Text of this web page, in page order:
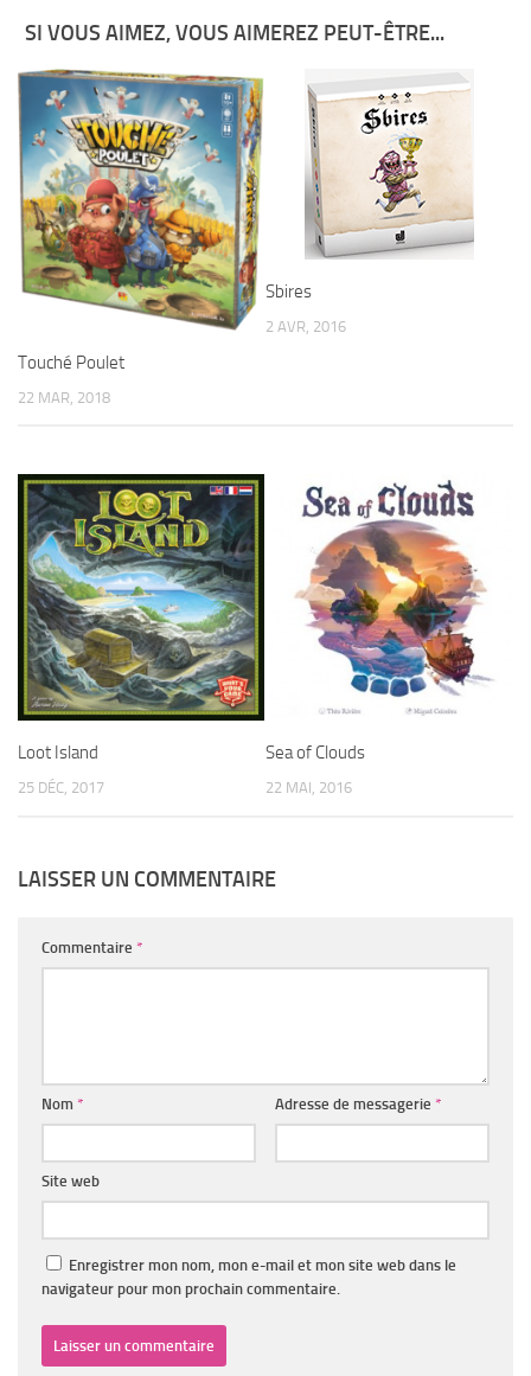
SI VOUS AIMEZ, VOUS AIMEREZ PEUT-ÊTRE...
Touché Poulet
22 MAR, 2018
Sbires
2 AVR, 2016
Loot Island
25 DÉC, 2017
Sea of Clouds
22 MAI, 2016
LAISSER UN COMMENTAIRE
Commentaire *
Nom * Adresse de messagerie *
Site web
Enregistrer mon nom, mon e-mail et mon site web dans le
navigateur pour mon prochain commentaire.